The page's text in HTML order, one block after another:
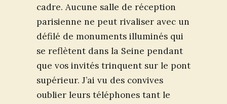
cadre. Aucune salle de réception
parisienne ne peut rivaliser avec un
défilé de monuments illuminés qui
se reflètent dans la Seine pendant
que vos invités trinquent sur le pont
supérieur. J’ai vu des convives
oublier leurs téléphones tant le